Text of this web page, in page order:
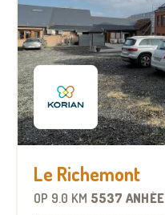
Le Richemont
OP 9.0 KM 5537 ANHÉE